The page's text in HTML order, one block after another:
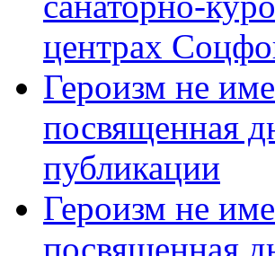
центрах
Героизм не
посвященная
публикации
Героизм не